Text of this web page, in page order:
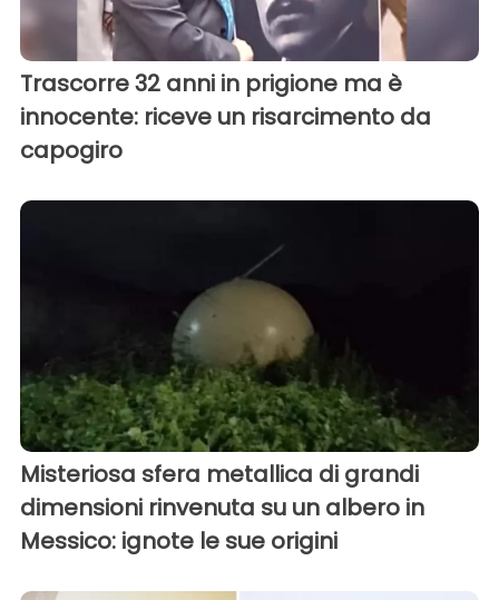
Trascorre 32 anni in prigione ma è
innocente: riceve un risarcimento da
capogiro
Misteriosa sfera metallica di grandi
dimensioni rinvenuta su un albero in
Messico: ignote le sue origini